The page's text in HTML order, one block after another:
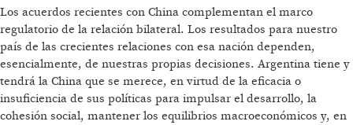
Los acuerdos recientes con China complementan el marco
regulatorio de la relación bilateral. Los resultados para nuestro
país de las crecientes relaciones con esa nación dependen,
esencialmente, de nuestras propias decisiones. Argentina tiene y
tendrá la China que se merece, en virtud de la eficacia o
insuficiencia de sus políticas para impulsar el desarrollo, la
cohesión social, mantener los equilibrios macroeconómicos y, en